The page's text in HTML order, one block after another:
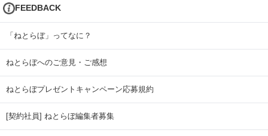
FEEDBACK
「ねとらぼ」ってなに？
ねとらぼへのご意見・ご感想
ねとらぼプレゼントキャンペーン応募規約
[契約社員] ねとらぼ編集者募集